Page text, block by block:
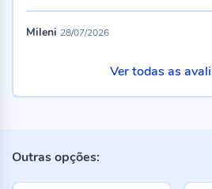
Mileni 28/07/2026
Ver todas as
Outras opções: